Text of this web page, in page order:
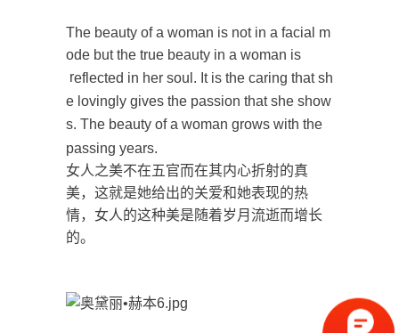
The beauty of a woman is not in a facial m
ode but the true beauty in a woman is
reflected in her soul. It is the caring that sh
e lovingly gives the passion that she show
s. The beauty of a woman grows with the
passing years.
女人之美不在五官而在其内心折射的真
美，这就是她给出的关爱和她表现的热
情，女人的这种美是随着岁月流逝而增长
的。